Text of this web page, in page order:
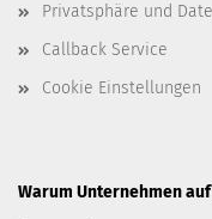
Privatsphäre und
Callback Service
Cookie Einstellungen
Warum Unternehmen